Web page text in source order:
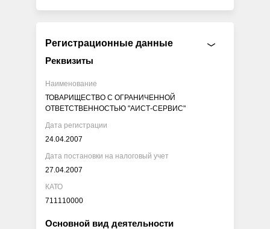
Регистрационные данные
Реквизиты
Наименование
ТОВАРИЩЕСТВО С ОГРАНИЧЕННОЙ
ОТВЕТСТВЕННОСТЬЮ "АИСТ-СЕРВИС"
Дата регистрации
24.04.2007
Дата постановки на налоговый учет
27.04.2007
КАТО
711110000
Основной вид деятельности